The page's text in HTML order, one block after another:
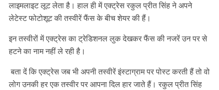
लाइमलाइट लूट लेता है। हाल ही में एक्ट्रेस रकुल प्रीत सिंह ने अपने
लेटेस्ट फोटोशूट की तस्वीरें फैंस के बीच शेयर की हैं।
इन तस्वीरों में एक्ट्रेस का ट्रेडिशनल लुक देखकर फैंस की नजरें उन पर से
हटने का नाम नहीं ले रही है।
बता दें कि एक्ट्रेस जब भी अपनी तस्वीरें इंस्टाग्राम पर पोस्ट करती हैं तो वो
लोग उनकी हर एक तस्वीर पर आपना दिल हार जाते हैं। रकुल प्रीत सिंह